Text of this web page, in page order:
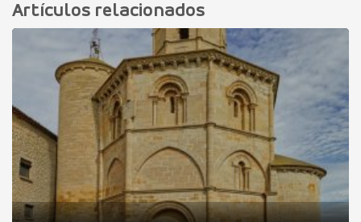
Artículos relacionados